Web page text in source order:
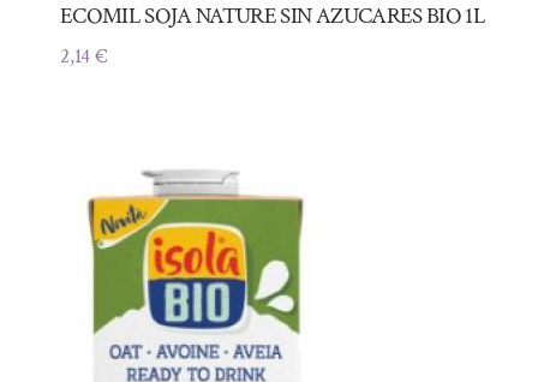
ECOMIL SOJA NATURE SIN AZUCARES BIO 1L
2,14€